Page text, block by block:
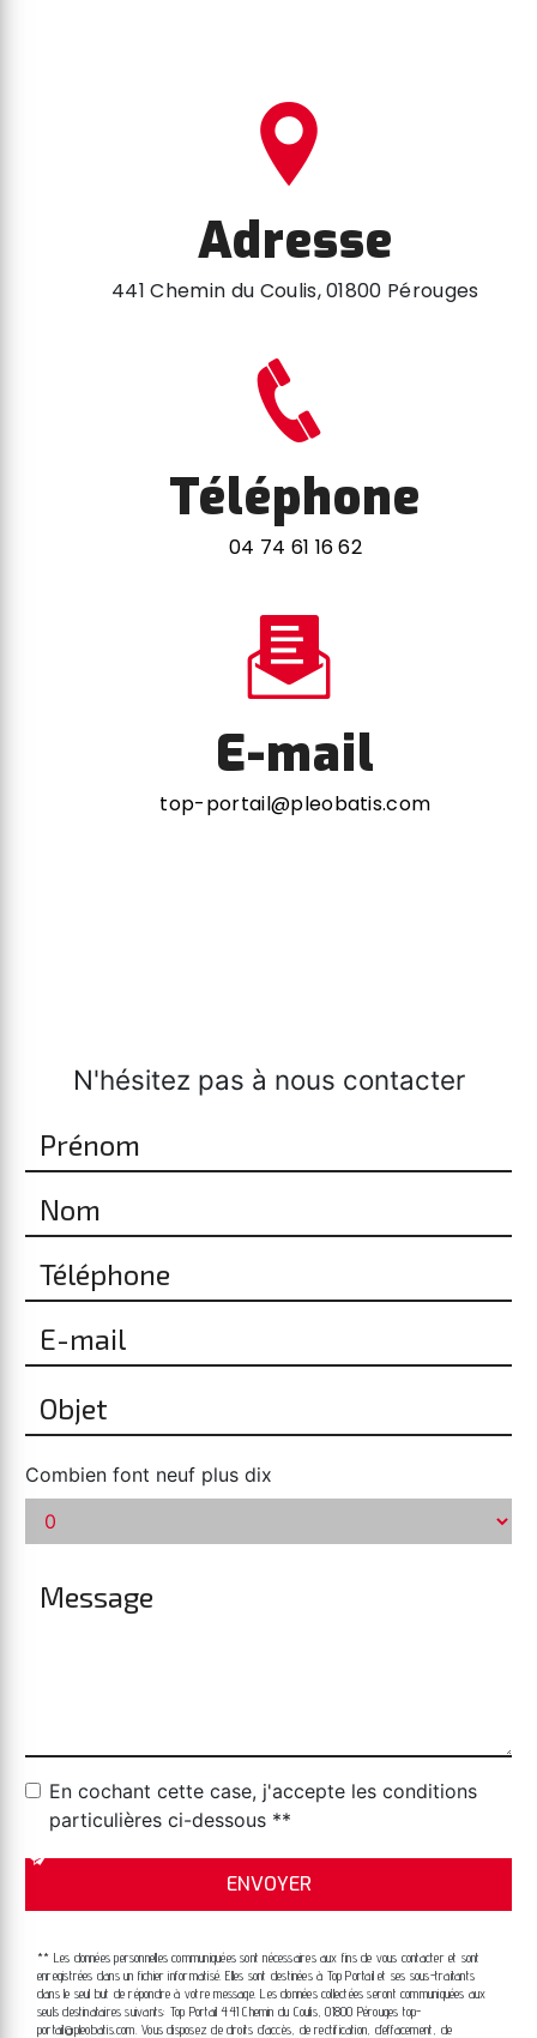
Adresse
441 Chemin du Coulis, 01800 Pérouges
Téléphone
04 74 61 16 62
E-mail
top-portail@pleobatis.com
N'hésitez pas à nous contacter
Combien font neuf plus dix
En cochant cette case, j'accepte les conditions
particulières ci-dessous **
ENVOYER
** Les données personnelles communiquées sont nécessaires aux fins de vous contacter et sont
enregistrées dans un fichier informatisé. Elles sont destinées à Top Portail et ses sous-traitants
dans le seul but de répondre à votre message. Les données collectées seront communiquées aux
seuls destinataires suivants: Top Portail 441 Chemin du Coulis, 01800 Pérouges top-
portail@pleobatis.com. Vous disposez de droits d’accès, de rectification, d’effacement, de